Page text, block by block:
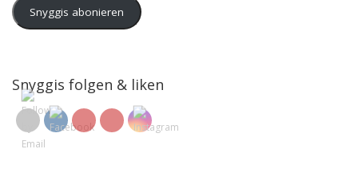
Snyggis abonieren
Snyggis folgen & liken